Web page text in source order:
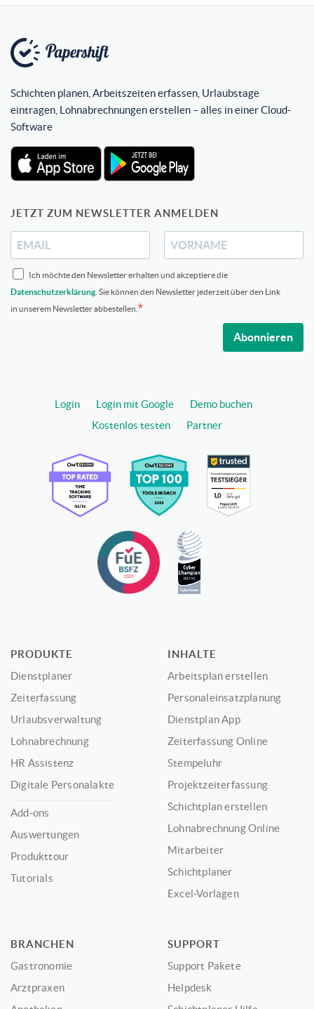
Schichten planen, Arbeitszeiten erfassen, Urlaubstage
eintragen, Lohnabrechnungen erstellen – alles in einer Cloud-
Software
JETZT ZUM NEWSLETTER ANMELDEN
Ich möchte den Newsletter erhalten und akzeptiere die
Datenschutzerklärung . Sie können den Newsletter jederzeit über den Link
in unserem Newsletter abbestellen.
Abonnieren
Login Login mit Google
Demo buchen
Kostenlos testen
Partner
PRODUKTE
Dienstplaner
Zeiterfassung
Urlaubsverwaltung
Lohnabrechnung
HR Assistenz
Digitale Personalakte
Add-ons
Auswertungen
Produkttour
Tutorials
INHALTE
Arbeitsplan erstellen
Personaleinsatzplanung
Dienstplan App
Zeiterfassung Online
Stempeluhr
Projektzeiterfassung
Schichtplan erstellen
Lohnabrechnung Online
Mitarbeiter
Schichtplaner
Excel-Vorlagen
BRANCHEN
Gastronomie
Arztpraxen
SUPPORT
Support Pakete
Helpdesk